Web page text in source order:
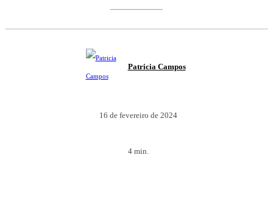
Patricia Campos
16 de fevereiro de 2024
4min.